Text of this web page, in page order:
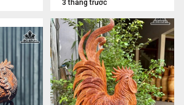
3 tháng trước